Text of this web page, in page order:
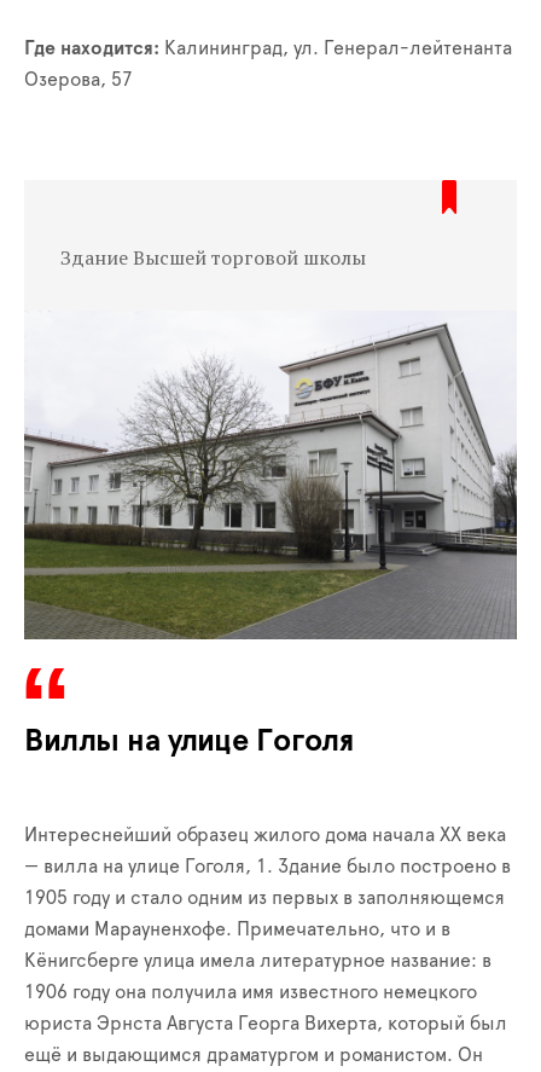
Где находится: Калининград, ул. Генерал-лейтенанта
Озерова, 57
Здание Высшей торговой школы
Виллы на улице Гоголя
Интереснейший образец жилого дома начала XX века
— вилла на улице Гоголя, 1. Здание было построено в
1905 году и стало одним из первых в заполняющемся
домами Марауненхофе. Примечательно, что и в
Кёнигсберге улица имела литературное название: в
1906 году она получила имя известного немецкого
юриста Эрнста Августа Георга Вихерта, который был
ещё и выдающимся драматургом и романистом. Он